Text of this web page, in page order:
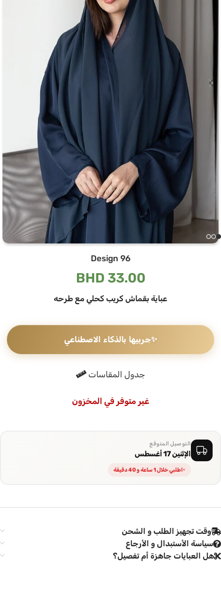
Design 96
BHD 33.00
عباية بقماش كريب كحلي مع طرحه
✨جربيها بالذكاء الاصطناعي
جدول المقاسات
غير متوفر في المخزون
التوصيل المتوقع
الإثنين 17 أغسطس
اطلبي خلال 1 ساعة و 40 دقيقة
وقت تجهيز الطلب و الشحن
سياسة الأستبدال و الأرجاع
هل العبايات جاهزة أم تفصيل؟